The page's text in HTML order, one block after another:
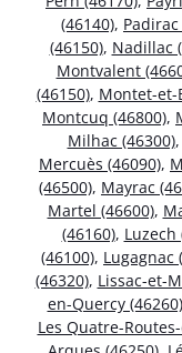
(46140),
(46150), Nadillac
Montvalent
(46150), Montet-et-
Montcuq (46800),
Milhac (46300),
Mercuès (46090),
(46500), Mayrac
Martel (46600),
(46160), Luzech
(46100), Lugagnac
(46320), Lissac-et-
en-Quercy (46260)
Les Quatre-